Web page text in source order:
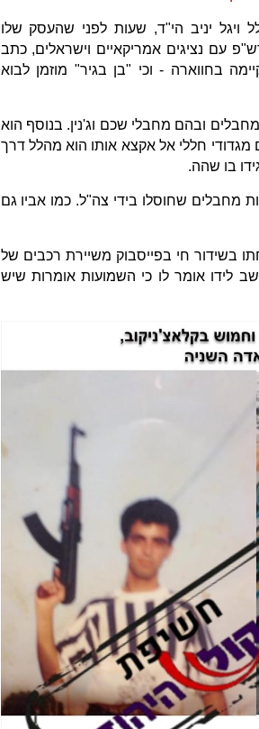
יניב הי"ד, שעות לפני שהעסק שלו
עם נציגים אמריקאיים וישראלים, כתב
בחווארה - וכי "בן בגיר" מוזמן לבוא
ובהם מחבלי שכם וג'נין. בנוסף הוא
חללי אל אקצא אותו הוא מהלל דרך
בו שהה.
מחבלים שחוסלו בידי צה"ל. כמו אביו גם
בשידור חי בפייסבוק משיירת רכבים של
לידו אומר לו כי השמועות אומרות שיש